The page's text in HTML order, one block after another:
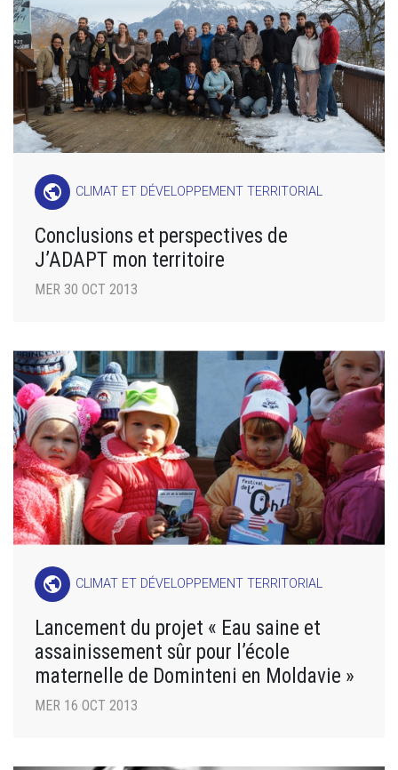
public CLIMAT ET DÉVELOPPEMENT TERRITORIAL
Conclusions et perspectives de
J’ADAPT mon territoire
MER 30 OCT 2013
public CLIMAT ET DÉVELOPPEMENT TERRITORIAL
Lancement du projet « Eau saine et
assainissement sûr pour l’école
maternelle de Dominteni en Moldavie »
MER 16 OCT 2013